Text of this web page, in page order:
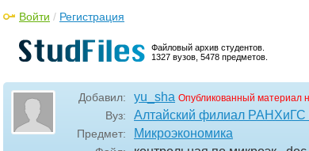
Файловый архив студентов.
1327 вузов, 5478 предметов.
Войти / Регистрация
Добавил: yu_sha Опубликованный материал
Вуз: Алтайский филиал
Предмет: Микроэкономика